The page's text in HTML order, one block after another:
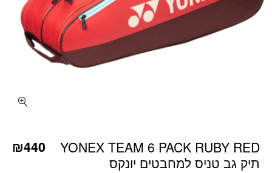
YONEX TEAM 6 PACK RUBY RED
תיק גב טניס למחבטים יונקס
₪440